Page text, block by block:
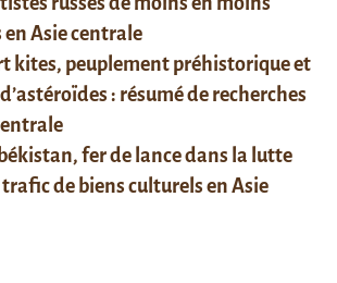
en Asie centrale
kites, peuplement préhistorique et
: résumé de recherches
fer de lance dans la lutte
de biens culturels en Asie